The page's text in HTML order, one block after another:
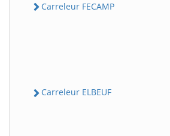
Carreleur FECAMP
Carreleur ELBEUF